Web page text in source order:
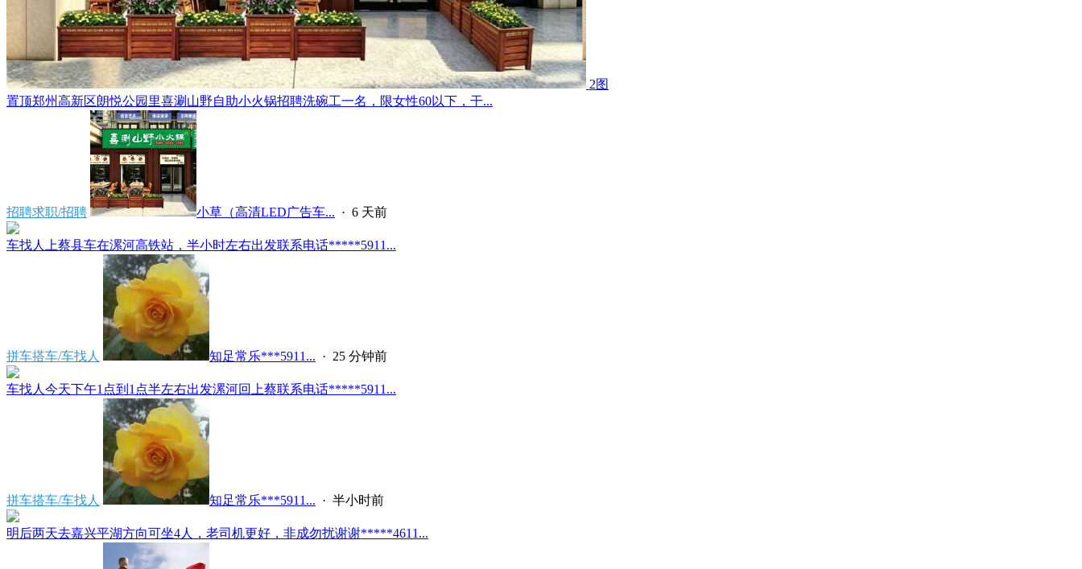
2图
置顶郑州高新区朗悦公园里喜涮山野自助小火锅招聘洗碗工一名，限女性60以下，干...
招聘求职/招聘 小草（高清LED广告车... · 6 天前
车找人上蔡县车在漯河高铁站，半小时左右出发联系电话*****5911...
拼车搭车/车找人 知足常乐***5911... · 25 分钟前
车找人今天下午1点到1点半左右出发漯河回上蔡联系电话*****5911...
拼车搭车/车找人 知足常乐***5911... · 半小时前
明后两天去嘉兴平湖方向可坐4人，老司机更好，非成勿扰谢谢*****4611...